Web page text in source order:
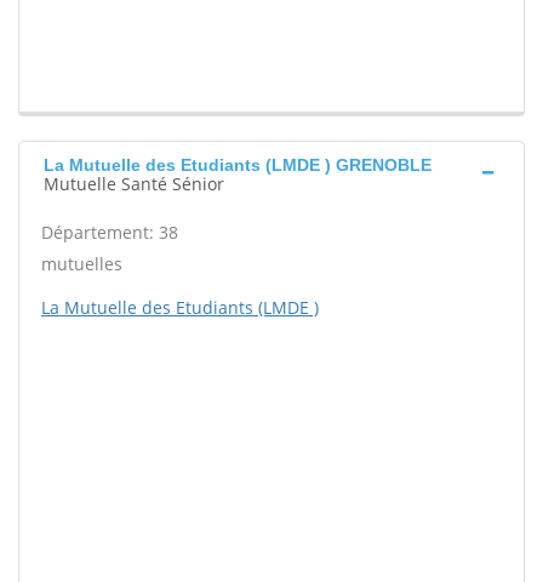
La Mutuelle des Etudiants (LMDE ) GRENOBLE
Mutuelle Santé Sénior
Département: 38
mutuelles
La Mutuelle des Etudiants (LMDE )